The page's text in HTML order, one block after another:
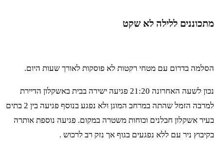
מתכוננים ללילה לא שקט
הסלמה בדרום עם מטחי רקטות לא פוסקות לאורך שעות היום.
נכון לשעה האחרונה 21:20 פגיעה ישירה בבית באשקלון הדיירת
למרבה הזמל שהתה במרחב המוגן ולא נפגע בנוסף פגיעה בין 2 בתים
בעיר אשקלון חבלנים וכוחות משטרה במקום. פגיעה נוספת אותרה
בקיבוץ ניר עם ללא נפגעים בגוף אך נזק רב לרכוש .